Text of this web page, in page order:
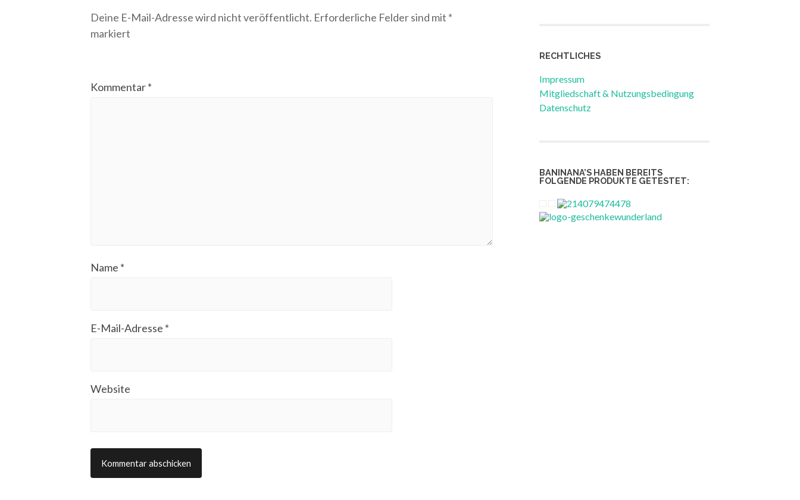
Deine E-Mail-Adresse wird nicht veröffentlicht. Erforderliche Felder sind mit *
markiert
Kommentar*
Name *
E-Mail-Adresse *
Website
RECHTLICHES
Impressum
Mitgliedschaft & Nutzungsbedingung
Datenschutz
BANINANA’S HABEN BEREITS
FOLGENDE PRODUKTE GETESTET: